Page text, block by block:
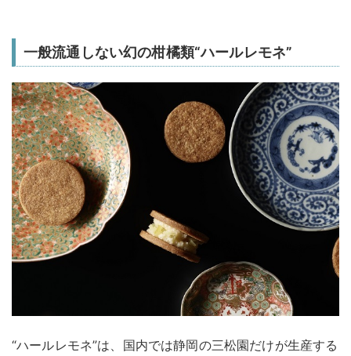
一般流通しない幻の柑橘類“ハールレモネ”
“ハールレモネ”は、国内では静岡の三松園だけが生産する